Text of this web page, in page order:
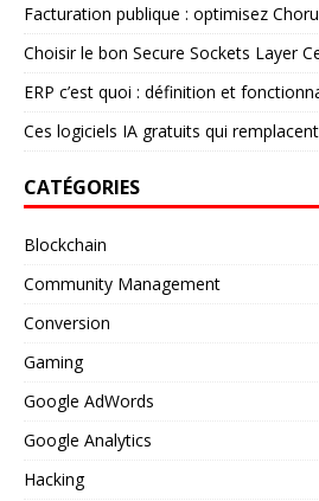
Facturation publique : optimisez
Choisir le bon Secure Sockets Layer
ERP c’est quoi : définition et
Ces logiciels IA gratuits qui
CATÉGORIES
Blockchain
Community Management
Conversion
Gaming
Google AdWords
Google Analytics
Hacking